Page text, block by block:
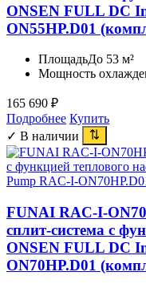
ONSEN FULL DC
ON55HP.D01
ПлощадьДо 53 м²
Мощность
165 690 ₽
Подробнее Купить
✓ В наличии
FUNAI RAC-I-
сплит-система с
ONSEN FULL DC
ON70HP.D01